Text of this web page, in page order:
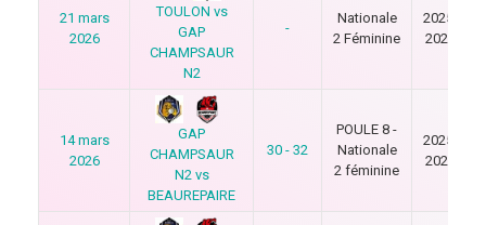
21 mars
2026
TOULON vs
GAP
CHAMPSAUR
N2
-
Nationale
2 Féminine
2025-
2026
14 mars
2026
GAP
CHAMPSAUR
N2 vs
BEAUREPAIRE
30 - 32
POULE 8 -
Nationale
2 féminine
2025-
2026